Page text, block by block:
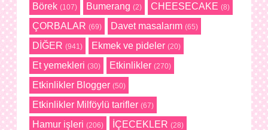
Börek (107) Bumerang (2) CHEESECAKE (8)
ÇORBALAR (69) Davet masalarım (65)
DİĞER (941) Ekmek ve pideler (20)
Et yemekleri (30) Etkinlikler (270)
Etkinlikler Blogger (50)
Etkinlikler Milföylü tarifler (67)
Hamur işleri (206) İÇECEKLER (28)